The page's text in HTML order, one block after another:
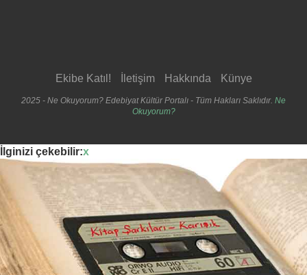
Ekibe Katıl! İletişim Hakkında Künye
2025 - Ne Okuyorum? Edebiyat Kültür Portalı - Tüm Hakları Saklıdır. Ne
Okuyorum?
İlginizi çekebilir:x